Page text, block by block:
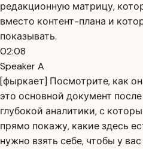
редакционную матрицу,
вместо контент-плана и
показывать.
02:08
Speaker A
[фыркает] Посмотрите, как
это основной документ
глубокой аналитики, с
прямо покажу, какие здесь
нужно взять себе, чтобы у